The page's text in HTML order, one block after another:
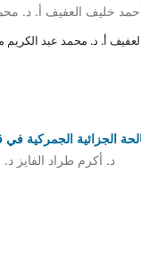
خليف العفيف أ. د.
الجزائية الجمركية في
د. أكرم طراد الفايز